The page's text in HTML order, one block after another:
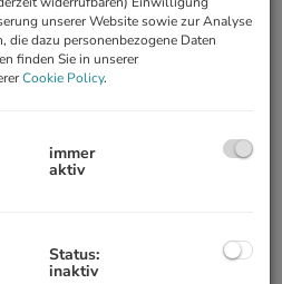
die mit viel Liebe zum
wurde. Die Wohnung liegt im 5.
5 (Richtung Westbahnhof),
Straße) sind fußläufig erreichbar, in
unserer Website sowie zur Analyse
die dazu personenbezogene Daten
finden Sie in unserer
Cookie Policy.
immer
aktiv
Status:
inaktiv